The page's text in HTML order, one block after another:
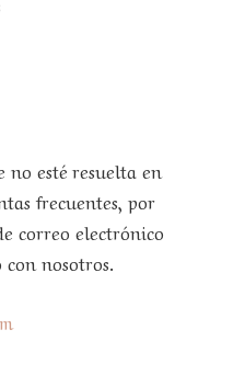
no esté resuelta en
frecuentes, por
correo electrónico
nosotros.